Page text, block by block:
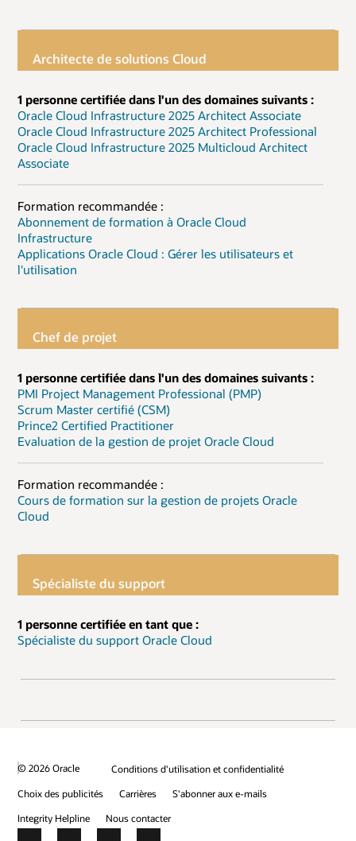
Architecte de solutions Cloud
1 personne certifiée dans l'un des domaines suivants :
Oracle Cloud Infrastructure 2025 Architect Associate
Oracle Cloud Infrastructure 2025 Architect Professional
Oracle Cloud Infrastructure 2025 Multicloud Architect
Associate
Formation recommandée :
Abonnement de formation à Oracle Cloud
Infrastructure
Applications Oracle Cloud : Gérer les utilisateurs et
l'utilisation
Chef de projet
1 personne certifiée dans l'un des domaines suivants :
PMI Project Management Professional (PMP)
Scrum Master certifié (CSM)
Prince2 Certified Practitioner
Evaluation de la gestion de projet Oracle Cloud
Formation recommandée :
Cours de formation sur la gestion de projets Oracle
Cloud
Spécialiste du support
1 personne certifiée en tant que :
Spécialiste du support Oracle Cloud
© 2026 Oracle
Conditions d'utilisation et confidentialité
Choix des publicités
Carrières
S'abonner aux e-mails
Integrity Helpline
Nous contacter